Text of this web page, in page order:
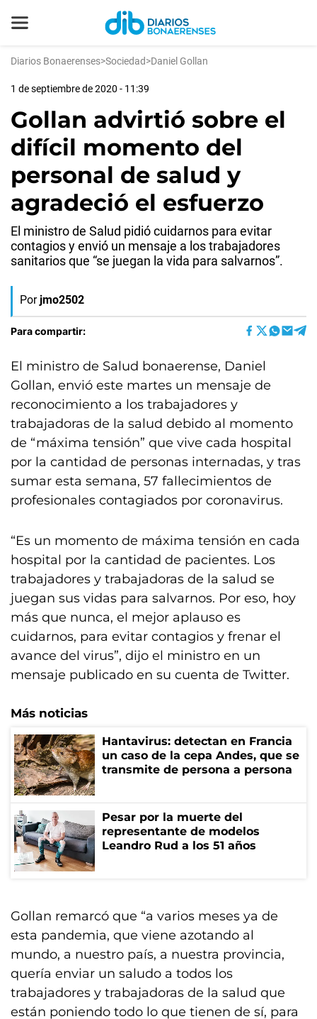
Diarios Bonaerenses>Sociedad>Daniel Gollan
1 de septiembre de 2020 - 11:39
Gollan advirtió sobre el
difícil momento del
personal de salud y
agradeció el esfuerzo
El ministro de Salud pidió cuidarnos para evitar
contagios y envió un mensaje a los trabajadores
sanitarios que “se juegan la vida para salvarnos”.
Por jmo2502
Para compartir:
El ministro de Salud bonaerense, Daniel
Gollan, envió este martes un mensaje de
reconocimiento a los trabajadores y
trabajadoras de la salud debido al momento
de “máxima tensión” que vive cada hospital
por la cantidad de personas internadas, y tras
sumar esta semana, 57 fallecimientos de
profesionales contagiados por coronavirus.
“Es un momento de máxima tensión en cada
hospital por la cantidad de pacientes. Los
trabajadores y trabajadoras de la salud se
juegan sus vidas para salvarnos. Por eso, hoy
más que nunca, el mejor aplauso es
cuidarnos, para evitar contagios y frenar el
avance del virus”, dijo el ministro en un
mensaje publicado en su cuenta de Twitter.
Más noticias
Hantavirus: detectan en Francia
un caso de la cepa Andes, que se
transmite de persona a persona
Pesar por la muerte del
representante de modelos
Leandro Rud a los 51 años
Gollan remarcó que “a varios meses ya de
esta pandemia, que viene azotando al
mundo, a nuestro país, a nuestra provincia,
quería enviar un saludo a todos los
trabajadores y trabajadoras de la salud que
están poniendo todo lo que tienen de sí, para